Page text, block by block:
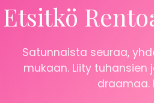
Etsitkö
Satunnaista seuraa,
mukaan. Liity
draamaa.